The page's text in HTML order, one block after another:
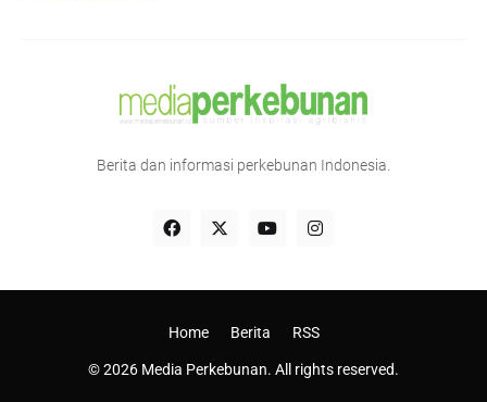
Berita dan informasi perkebunan Indonesia.
© 2026 Media Perkebunan. All rights reserved.
Home Berita RSS